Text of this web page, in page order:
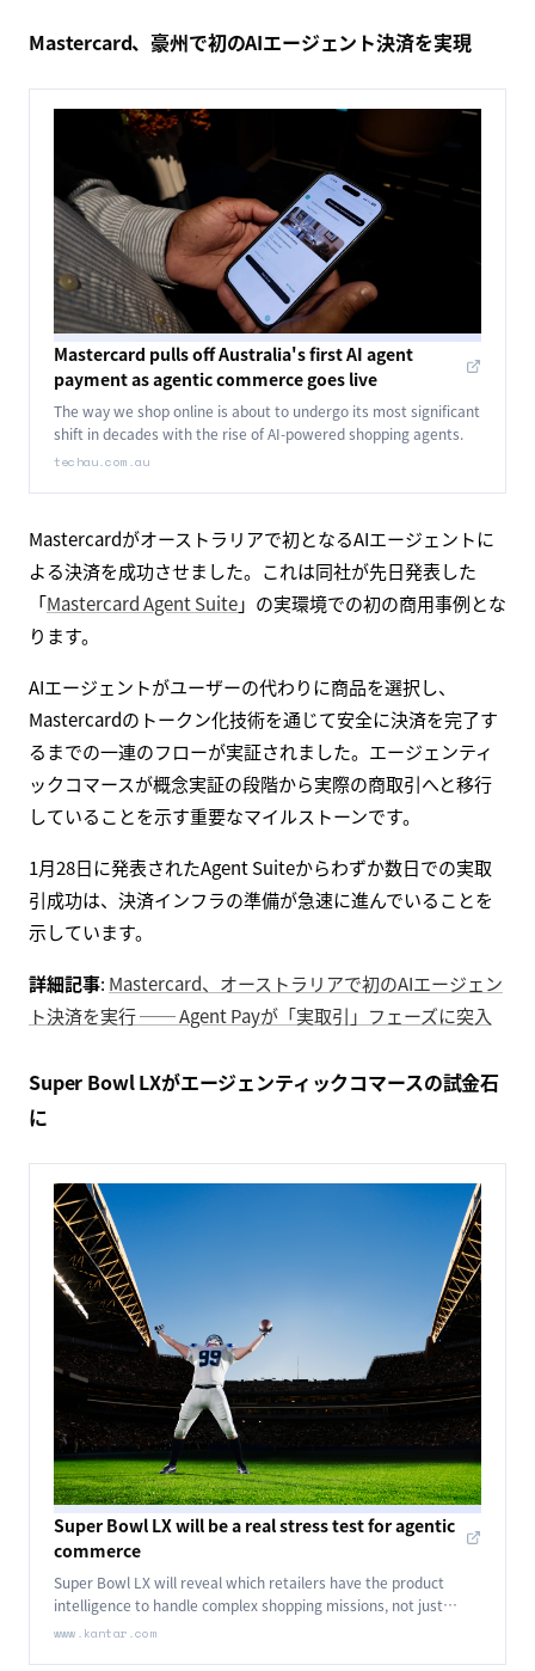
Mastercard、豪州で初のAIエージェント決済を実現
Mastercard pulls off Australia's first AI agent
payment as agentic commerce goes live
The way we shop online is about to undergo its most significant
shift in decades with the rise of AI-powered shopping agents.
techau.com.au
Mastercardがオーストラリアで初となるAIエージェントに
よる決済を成功させました。これは同社が先日発表した
「Mastercard Agent Suite」の実環境での初の商用事例とな
ります。
AIエージェントがユーザーの代わりに商品を選択し、
Mastercardのトークン化技術を通じて安全に決済を完了す
るまでの一連のフローが実証されました。エージェンティ
ックコマースが概念実証の段階から実際の商取引へと移行
していることを示す重要なマイルストーンです。
1月28日に発表されたAgent Suiteからわずか数日での実取
引成功は、決済インフラの準備が急速に進んでいることを
示しています。
詳細記事: Mastercard、オーストラリアで初のAIエージェン
ト決済を実行 ── Agent Payが「実取引」フェーズに突入
Super Bowl LXがエージェンティックコマースの試金石
に
Super Bowl LX will be a real stress test for agentic
commerce
Super Bowl LX will reveal which retailers have the product
intelligence to handle complex shopping missions, not just
advertising.
www.kantar.com